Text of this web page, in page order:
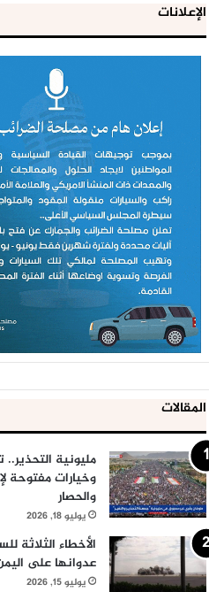
الإعلانات
المقالات
مليونية
وخيارات مفتوحة
والحصار
يوليو 18, 2026
الأخطاء الثلاثة
عدوانها على
يوليو 15, 2026